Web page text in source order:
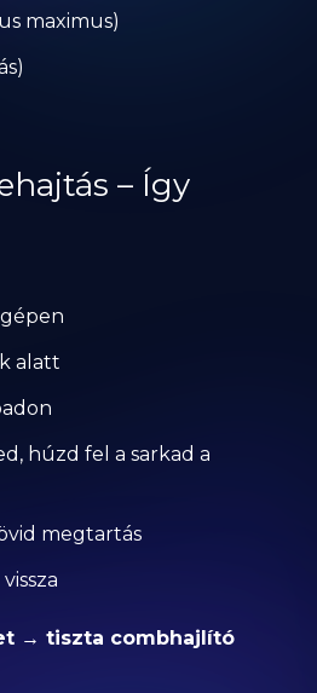
maximus)
– Így
alatt
húzd fel a sarkad a
megtartás
→ tiszta combhajlító